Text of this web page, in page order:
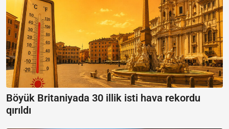
Böyük Britaniyada 30 illik isti hava rekordu
qırıldı